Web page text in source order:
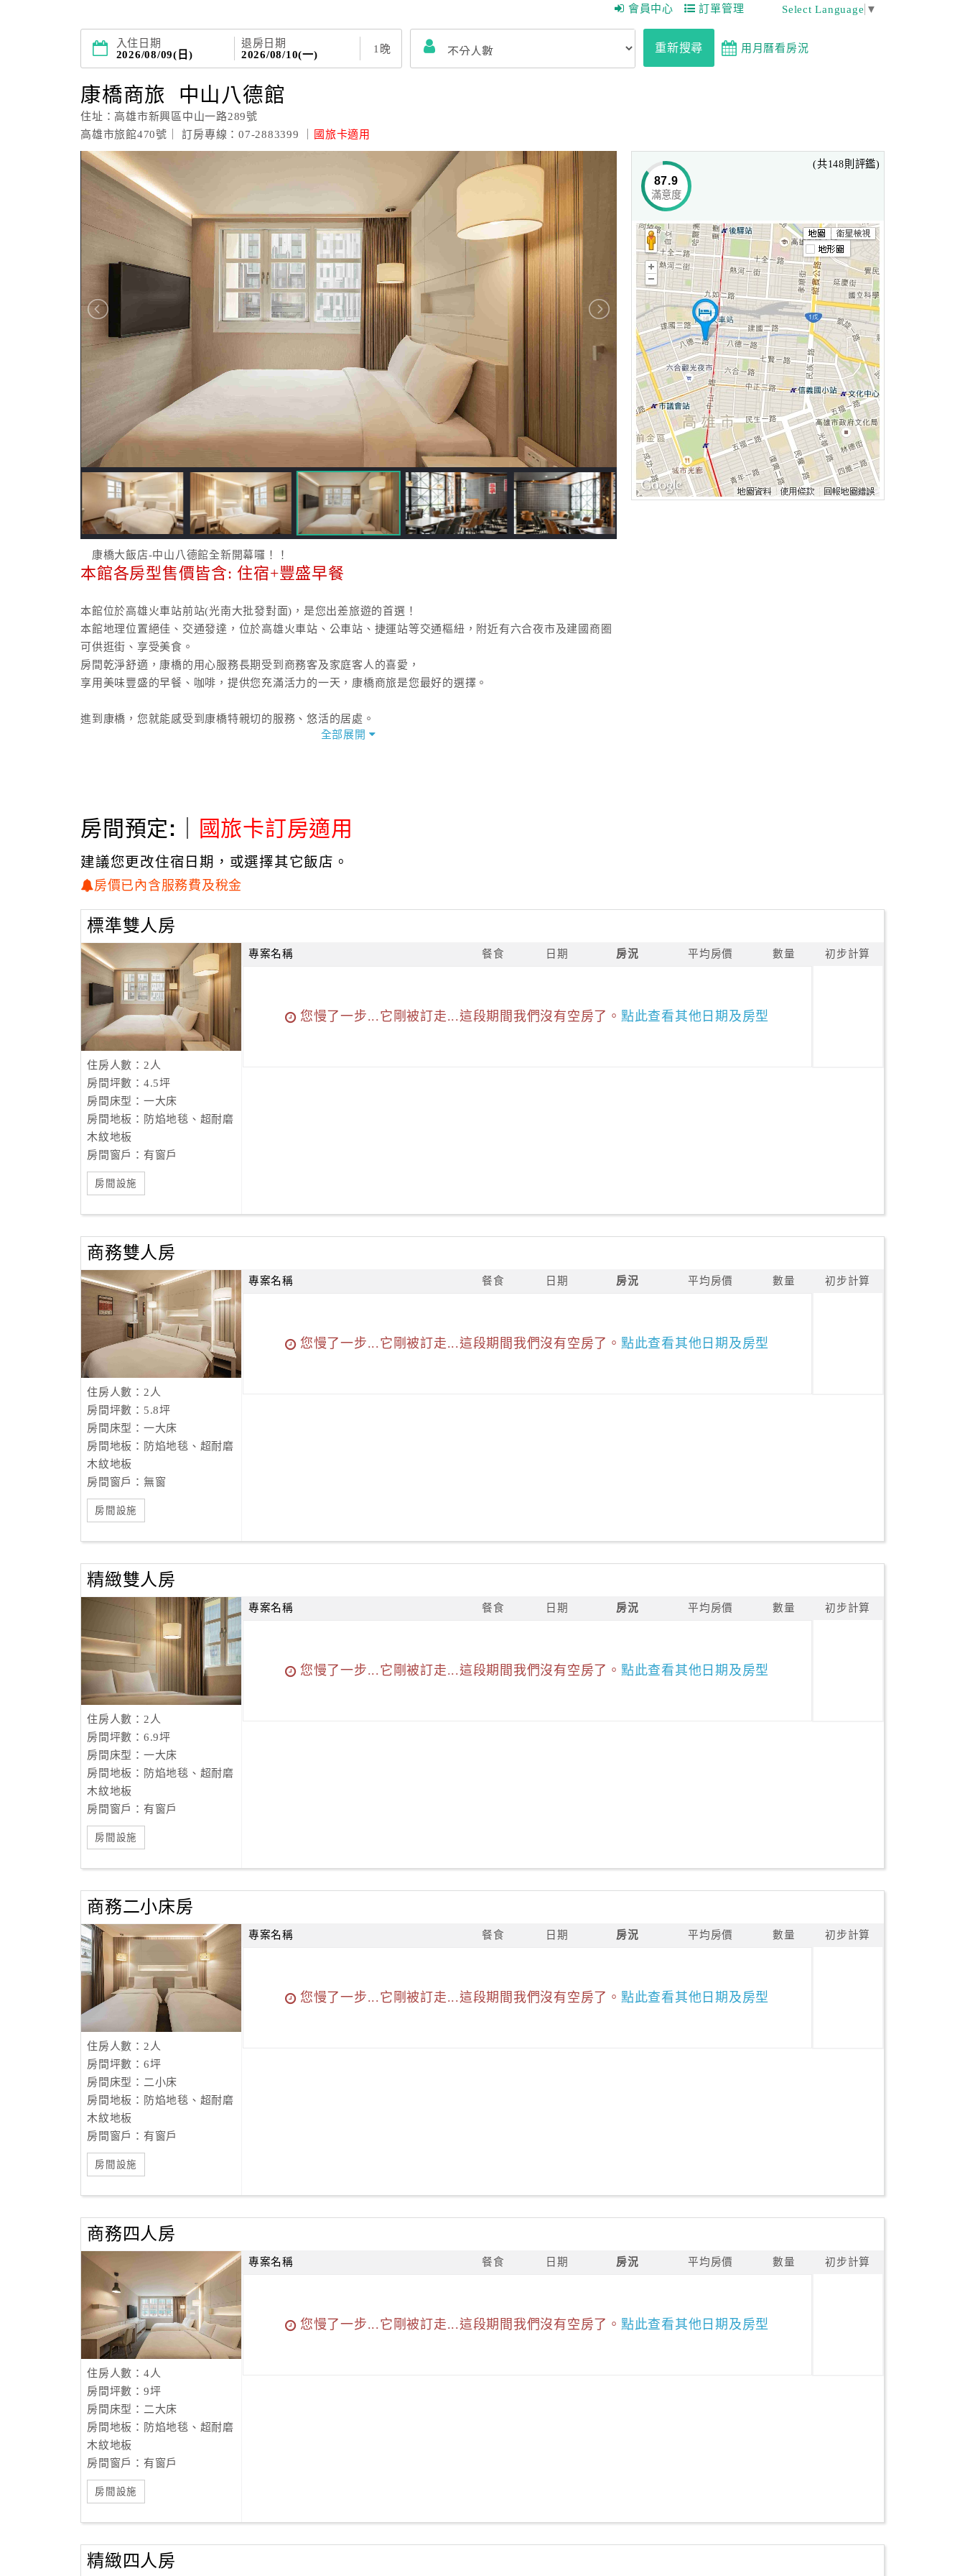
會員中心 訂單管理 Select Language ▼
入住日期
2026/08/09(日)
退房日期
2026/08/10(一)
1 晚 重新搜尋 用月曆看房況
康橋商旅 中山八德館
住址：高雄市新興區中山一路289號
高雄市旅館470號｜ 訂房專線：07-2883399 ｜
國旅卡適用
康橋大飯店-中山八德館全新開幕囉！！
本館各房型售價皆含: 住宿+豐盛早餐
本館位於高雄火車站前站(光南大批發對面)，是您出差旅遊的首選！
本館地理位置絕佳、交通發達，位於高雄火車站、公車站、捷運站等交通樞紐，附近有六合夜市及建國商圈
可供逛街、享受美食。
房間乾淨舒適，康橋的用心服務長期受到商務客及家庭客人的喜愛，
享用美味豐盛的早餐、咖啡，提供您充滿活力的一天，康橋商旅是您最好的選擇。
進到康橋，您就能感受到康橋特親切的服務、悠活的居處。
提供完整的旅遊資訊、附近地圖景點資訊
全部展開
87.9
滿意度
(共148則評鑑)
房間預定:｜ 國旅卡訂房適用
建議您更改住宿日期，或選擇其它飯店。
房價已內含服務費及稅金
標準雙人房
住房人數：2人
房間坪數：4.5坪
房間床型：一大床
房間地板：防焰地毯、超耐磨
木紋地板
房間窗戶：有窗戶
房間設施
專案名稱 餐食 日期 房況 平均房價 數量 初步計算
您慢了一步...它剛被訂走...這段期間我們沒有空房了。 點此查看其他日期及房型
商務雙人房
住房人數：2人
房間坪數：5.8坪
房間床型：一大床
房間地板：防焰地毯、超耐磨
木紋地板
房間窗戶：無窗
房間設施
專案名稱 餐食 日期 房況 平均房價 數量 初步計算
您慢了一步...它剛被訂走...這段期間我們沒有空房了。 點此查看其他日期及房型
精緻雙人房
住房人數：2人
房間坪數：6.9坪
房間床型：一大床
房間地板：防焰地毯、超耐磨
木紋地板
房間窗戶：有窗戶
房間設施
專案名稱 餐食 日期 房況 平均房價 數量 初步計算
您慢了一步...它剛被訂走...這段期間我們沒有空房了。 點此查看其他日期及房型
商務二小床房
住房人數：2人
房間坪數：6坪
房間床型：二小床
房間地板：防焰地毯、超耐磨
木紋地板
房間窗戶：有窗戶
房間設施
專案名稱 餐食 日期 房況 平均房價 數量 初步計算
您慢了一步...它剛被訂走...這段期間我們沒有空房了。 點此查看其他日期及房型
商務四人房
住房人數：4人
房間坪數：9坪
房間床型：二大床
房間地板：防焰地毯、超耐磨
木紋地板
房間窗戶：有窗戶
房間設施
專案名稱 餐食 日期 房況 平均房價 數量 初步計算
您慢了一步...它剛被訂走...這段期間我們沒有空房了。 點此查看其他日期及房型
精緻四人房